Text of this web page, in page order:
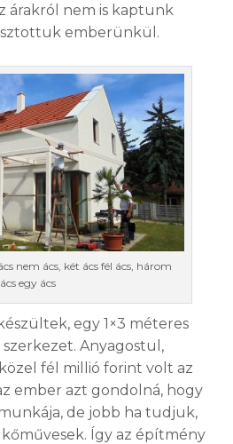
árakról nem is kaptunk
emberünkül.
nem ács, két ács fél ács, három
ács egy ács
egy 1×3 méteres
Anyagostul,
fél millió forint volt az
ember azt gondolná, hogy
de jobb ha tudjuk,
Így az építmény